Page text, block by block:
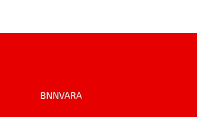
BNNVARA